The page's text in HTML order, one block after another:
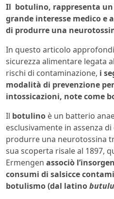
Il botulino, rappresenta
grande interesse medico e
di produrre una
In questo articolo
sicurezza alimentare legata
rischi di contaminazione, i
modalità di prevenzione
intossicazioni, note come
Il botulino è un batterio
esclusivamente in assenza
produrre una neurotossina
sua scoperta risale al 1897,
Ermengen associò
consumi di salsicce
botulismo (dal latino